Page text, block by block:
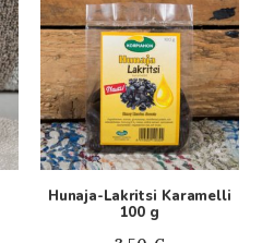
Hunaja-Lakritsi Karamelli
100 g